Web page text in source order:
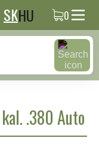
SKHU 0
.380 Auto